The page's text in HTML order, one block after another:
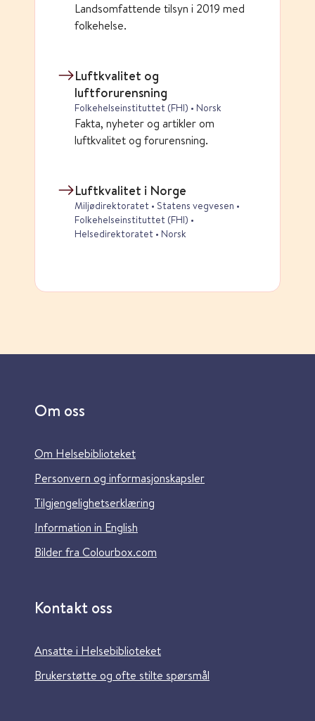
Landsomfattende tilsyn i 2019 med
folkehelse.
Luftkvalitet og
luftforurensning
Folkehelseinstituttet (FHI) • Norsk
Fakta, nyheter og artikler om
luftkvalitet og forurensning.
Luftkvalitet i Norge
Miljødirektoratet • Statens vegvesen •
Folkehelseinstituttet (FHI) •
Helsedirektoratet • Norsk
Om oss
Om Helsebiblioteket
Personvern og informasjonskapsler
Tilgjengelighetserklæring
Information in English
Bilder fra Colourbox.com
Kontakt oss
Ansatte i Helsebiblioteket
Brukerstøtte og ofte stilte spørsmål